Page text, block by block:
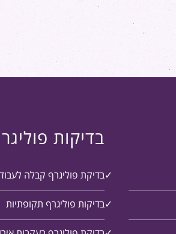
בדיקות
בדיקת פוליגרף קבלה
בדיקות פוליגרף תקופתיות